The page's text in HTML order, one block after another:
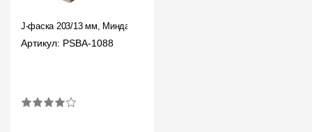
J-фаска 203/13 мм, Миндаль
Артикул: PSBA-1088